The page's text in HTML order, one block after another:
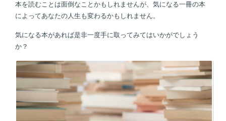
本を読むことは面倒なことかもしれませんが、気になる一冊の本
によってあなたの人生も変わるかもしれません。
気になる本があれば是非一度手に取ってみてはいかがでしょう
か？